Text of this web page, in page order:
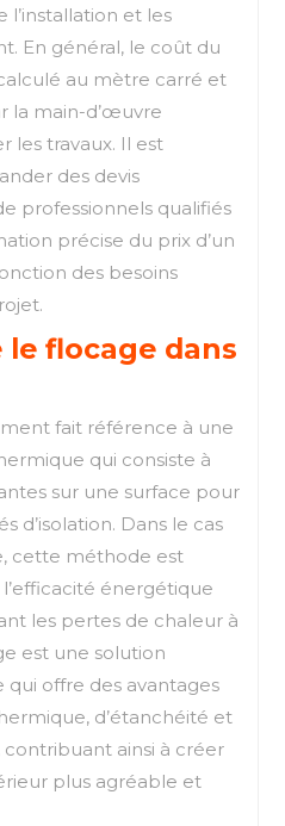
l’installation et les
En général, le coût du
au mètre carré et
la main-d’œuvre
les travaux. Il est
des devis
professionnels qualifiés
précise du prix d’un
des besoins
le flocage dans
fait référence à une
qui consiste à
sur une surface pour
d’isolation. Dans le cas
cette méthode est
énergétique
les pertes de chaleur à
est une solution
offre des avantages
d’étanchéité et
ainsi à créer
plus agréable et